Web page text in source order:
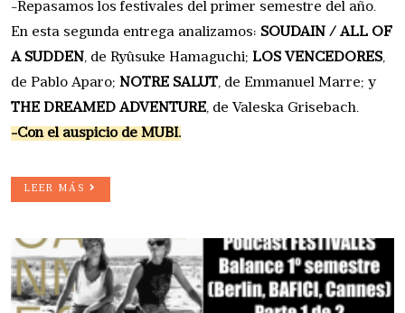
-Repasamos los festivales del primer semestre del año.
En esta segunda entrega analizamos: SOUDAIN / ALL OF
A SUDDEN , de Ryûsuke Hamaguchi; LOS VENCEDORES,
de Pablo Aparo; NOTRE SALUT, de Emmanuel Marre; y
THE DREAMED ADVENTURE, de Valeska Grisebach.
-Con el auspicio de MUBI.
LEER MÁS